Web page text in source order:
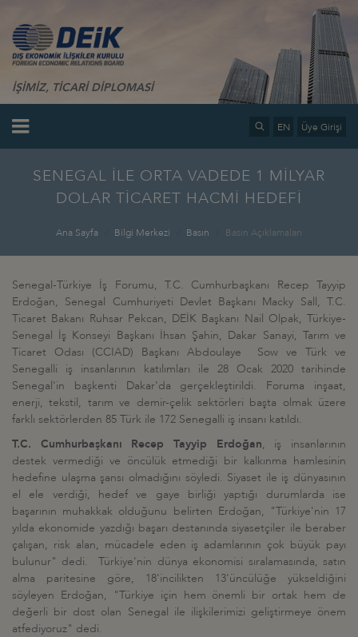
İŞİMİZ, TİCARİ DİPLOMASİ
EN Üye Girişi
SENEGAL İLE ORTA VADEDE 1 MİLYAR
DOLAR TİCARET HACMİ HEDEFİ
Ana Sayfa Bilgi Merkezi Basın Basın Açıklamaları
Senegal-Türkiye İş Forumu, T.C. Cumhurbaşkanı Recep Tayyip
Erdoğan, Senegal Cumhuriyeti Devlet Başkanı Macky Sall, T.C.
Ticaret Bakanı Ruhsar Pekcan, DEİK Başkanı Nail Olpak, Türkiye-
Senegal İş Konseyi Başkanı İhsan Şahin, Dakar Sanayi, Tarım ve
Ticaret Odası (CCIAD) Başkanı Abdoulaye Sow ve Türk ve
Senegalli iş insanlarının katılımları ile 28 Ocak 2020 tarihinde
Senegal'in başkenti Dakar'da gerçekleştirildi. Foruma inşaat,
enerji, tekstil, tarım ve demir-çelik sektörleri başta olmak üzere
farklı sektörlerden 85 Türk ile 172 Senegalli iş insanı katıldı.
T.C. Cumhurbaşkanı Recep Tayyip Erdoğan, iş insanlarının
destek vermediği ve öncülük etmediği bir kalkınma hamlesinin
hedefine ulaşma şansı olmadığını söyledi. Siyaset ile iş dünyasının
el ele verdiği, hedef ve gaye birliği yaptığı durumlarda ise
başarının muhakkak olduğunu belirten Erdoğan, "Türkiye'nin 17
yılda ekonomide yazdığı başarı destanında siyasetçiler ile beraber
çalışan, risk alan, mücadele eden iş adamlarının çok büyük payı
bulunur" dedi. Türkiye'nin dünya ekonomisi sıralamasında, satın
alma paritesine göre, 18'incilikten 13'üncülüğe yükseldiğini
söyleyen Erdoğan, "Türkiye için hem önemli bir ortak hem de
değerli bir dost olan Senegal ile ilişkilerimizi geliştirmeye önem
atfediyoruz" dedi.